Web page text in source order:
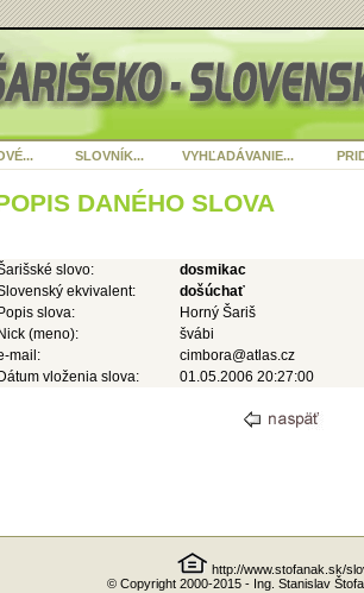
SLOVNÍK... VYHĽADÁVANIE...
DANÉHO SLOVA
slovo:
dosmikac
ekvivalent:
došúchať
Popis slova:
Horný Šariš
Nick (meno):
švábi
mail:
cimbora@atlas.cz
Dátum vloženia slova:
01.05.2006 20:27:00
http://www.stofanak.sk/
© Copyright 2000-2015 - Ing. Stanislav